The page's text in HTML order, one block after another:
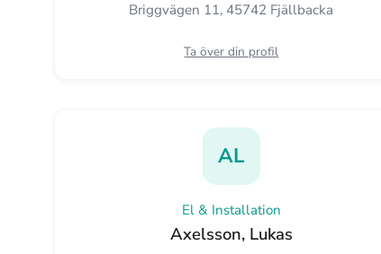
Briggvägen 11, 45742 Fjällbacka
Ta över din profil
AL
El & Installation
Axelsson, Lukas